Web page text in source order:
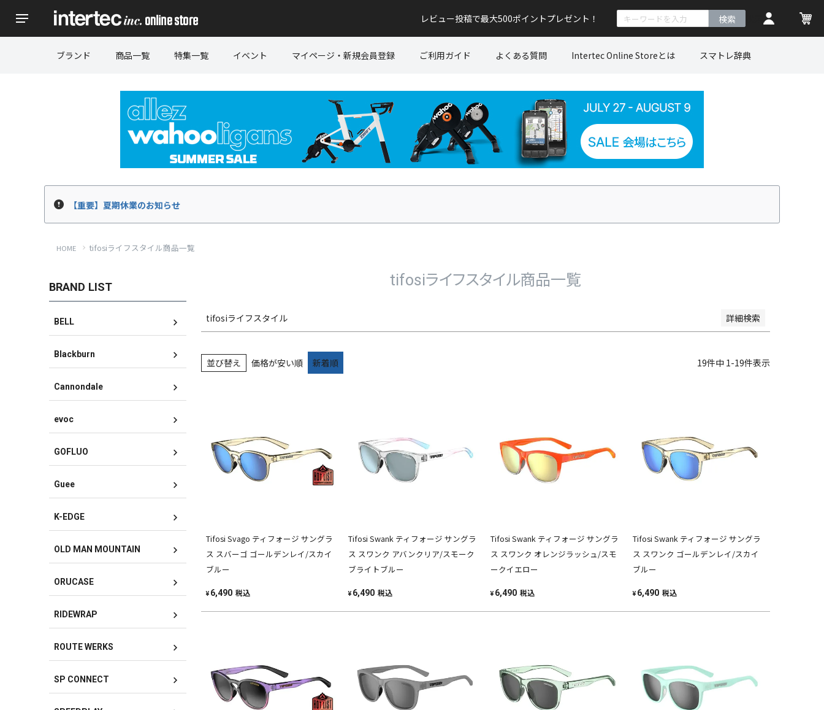
レビュー投稿で最大500ポイントプレゼント！
ブランド 商品一覧 特集一覧 イベント マイページ・新規会員登録 ご利用ガイド よくある質問 Intertec Online Storeとは スマトレ辞典
【重要】夏期休業のお知らせ
HOME tifosiライフスタイル商品一覧
BRAND LIST
BELL
Blackburn
Cannondale
evoc
GOFLUO
Guee
K-EDGE
OLD MAN MOUNTAIN
ORUCASE
RIDEWRAP
ROUTE WERKS
SP CONNECT
tifosiライフスタイル商品一覧
tifosiライフスタイル 詳細検索
キーワード
価格
並び順
検索
並び替え 価格が安い順 新着順 19件中 1-19件表示
Tifosi Svago ティフォージ サングラ
ス スバーゴ ゴールデンレイ/スカイ
ブルー
¥ 6,490 税込
Tifosi Swank ティフォージ サングラ
ス スワンク アバンクリア/スモーク
ブライトブルー
¥ 6,490 税込
Tifosi Swank ティフォージ サングラ
ス スワンク オレンジラッシュ/スモ
ークイエロー
¥ 6,490 税込
Tifosi Swank ティフォージ サングラ
ス スワンク ゴールデンレイ/スカイ
ブルー
¥ 6,490 税込